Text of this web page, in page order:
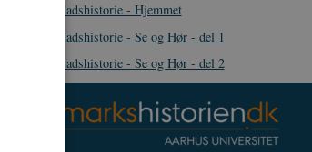
Ugebladshistorie - Hjemmet
Ugebladshistorie - Se og Hør - del 1
Ugebladshistorie - Se og Hør - del 2